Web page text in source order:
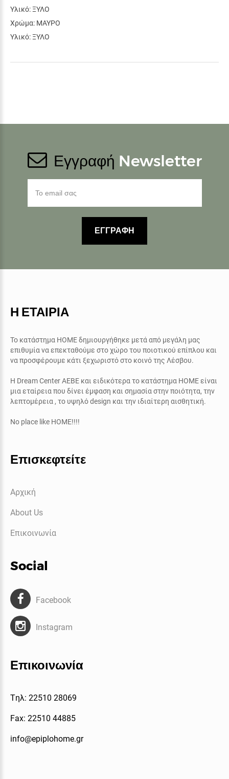
Υλικό: ΞΥΛΟ
Χρώμα: ΜΑΥΡΟ
Υλικό: ΞΥΛΟ
Εγγραφή Newsletter
ΕΓΓΡΑΦΗ
Η ΕΤΑΙΡΙΑ
Το κατάστημα ΗΟΜΕ δημιουργήθηκε μετά από μεγάλη μας
επιθυμία να επεκταθούμε στο χώρο του ποιοτικού επίπλου και
να προσφέρουμε κάτι ξεχωριστό στο κοινό της Λέσβου.
Η Dream Center AEBE και ειδικότερα το κατάστημα ΗΟΜΕείναι
μια εταίρεια που δίνει έμφαση και σημασία στην ποιότητα, την
λεπτομέρεια , το υψηλόdesign και την ιδιαίτερη αισθητική.
No place like HOME!!!!
Επισκεφτείτε
Αρχική
About Us
Επικοινωνία
Social
Facebook
Instagram
Επικοινωνία
Tηλ: 22510 28069
Fax: 22510 44885
info@epiplohome.gr